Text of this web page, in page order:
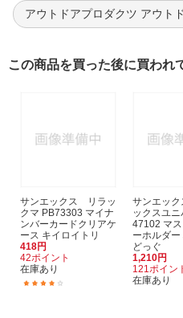
アウトドアプロダクツ アウト
この商品を買った後に買われ
サンエックス リラッ
クマ PB73303 マイナ
ンバーカードクリアケ
ース キイロイトリ
418円
42ポイント
在庫あり
サンエッ
ックスユ
47102 マ
ーホルダー
どっぐ
1,210円
121ポイン
在庫あり